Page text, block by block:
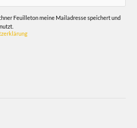
Feuilleton meine Mailadresse speichert und